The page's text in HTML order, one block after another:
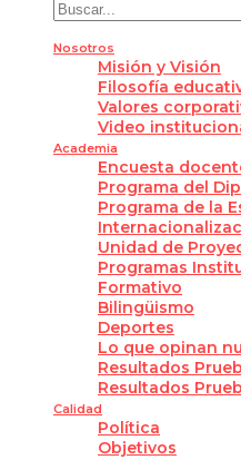
Nosotros
Misión y Visión
Filosofía
Valores
Video
Academia
Encuesta
Programa del
Programa de la
Unidad de
Programas
Formativo
Bilingüismo
Deportes
Lo que opinan
Resultados
Resultados
Calidad
Política
Objetivos